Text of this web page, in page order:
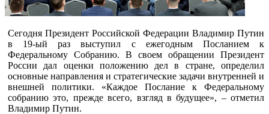
Сегодня Президент Российской Федерации Владимир Путин
в 19-ый раз выступил с ежегодным Посланием к
Федеральному Собранию. В своем обращении Президент
России дал оценки положению дел в стране, определил
основные направления и стратегические задачи внутренней и
внешней политики. «Каждое Послание к Федеральному
собранию это, прежде всего, взгляд в будущее», – отметил
Владимир Путин.